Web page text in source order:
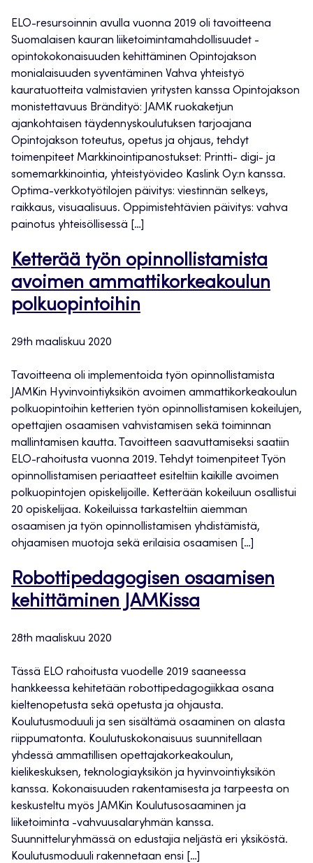
ELO-resursoinnin avulla vuonna 2019 oli tavoitteena
Suomalaisen kauran liiketoimintamahdollisuudet -
opintokokonaisuuden kehittäminen Opintojakson
monialaisuuden syventäminen Vahva yhteistyö
kauratuotteita valmistavien yritysten kanssa Opintojakson
monistettavuus Brändityö: JAMK ruokaketjun
ajankohtaisen täydennyskoulutuksen tarjoajana
Opintojakson toteutus, opetus ja ohjaus, tehdyt
toimenpiteet Markkinointipanostukset: Printti- digi- ja
somemarkkinointia, yhteistyövideo Kaslink Oy:n kanssa.
Optima-verkkotyötilojen päivitys: viestinnän selkeys,
raikkaus, visuaalisuus. Oppimistehtävien päivitys: vahva
painotus yhteisöllisessä […]
Ketterää työn opinnollistamista
avoimen ammattikorkeakoulun
polkuopintoihin
29th maaliskuu 2020
Tavoitteena oli implementoida työn opinnollistamista
JAMKin Hyvinvointiyksikön avoimen ammattikorkeakoulun
polkuopintoihin ketterien työn opinnollistamisen kokeilujen,
opettajien osaamisen vahvistamisen sekä toiminnan
mallintamisen kautta. Tavoitteen saavuttamiseksi saatiin
ELO-rahoitusta vuonna 2019. Tehdyt toimenpiteet Työn
opinnollistamisen periaatteet esiteltiin kaikille avoimen
polkuopintojen opiskelijoille. Ketterään kokeiluun osallistui
20 opiskelijaa. Kokeiluissa tarkasteltiin aiemman
osaamisen ja työn opinnollistamisen yhdistämistä,
ohjaamisen muotoja sekä erilaisia osaamisen […]
Robottipedagogisen osaamisen
kehittäminen JAMKissa
28th maaliskuu 2020
Tässä ELO rahoitusta vuodelle 2019 saaneessa
hankkeessa kehitetään robottipedagogiikkaa osana
kieltenopetusta sekä opetusta ja ohjausta.
Koulutusmoduuli ja sen sisältämä osaaminen on alasta
riippumatonta. Koulutuskokonaisuus suunnitellaan
yhdessä ammatillisen opettajakorkeakoulun,
kielikeskuksen, teknologiayksikön ja hyvinvointiyksikön
kanssa. Kokonaisuuden rakentamisesta ja tarpeesta on
keskusteltu myös JAMKin Koulutusosaaminen ja
liiketoiminta -vahvuusalaryhmän kanssa.
Suunnitteluryhmässä on edustajia neljästä eri yksiköstä.
Koulutusmoduuli rakennetaan ensi […]